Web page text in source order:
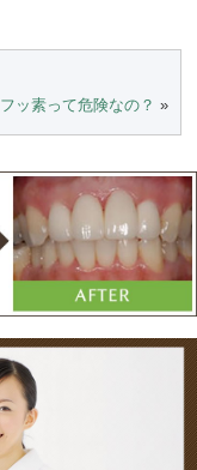
フッ素って危険なの？ »